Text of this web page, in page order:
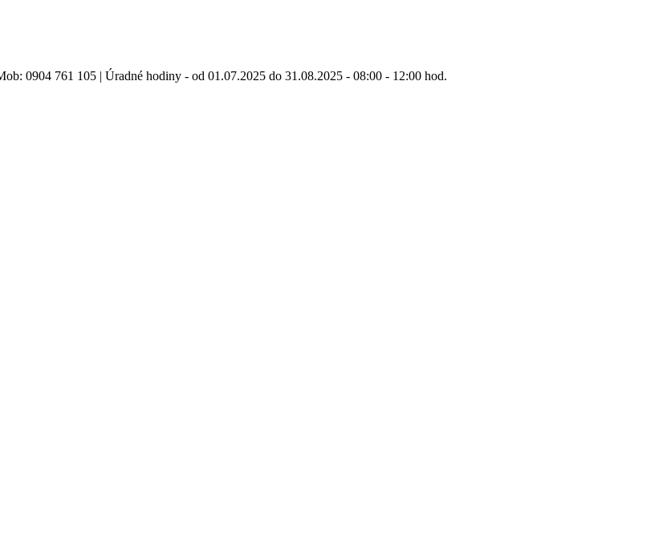
0904 761 105 | Úradné hodiny - od 01.07.2025 do 31.08.2025 - 08:00 - 12:00 hod.